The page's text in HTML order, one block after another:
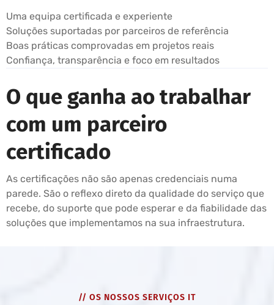
Uma equipa certificada e experiente
Soluções suportadas por parceiros de referência
Boas práticas comprovadas em projetos reais
Confiança, transparência e foco em resultados
O que ganha ao trabalhar
com um parceiro
certificado
As certificações não são apenas credenciais numa
parede. São o reflexo direto da qualidade do serviço que
recebe, do suporte que pode esperar e da fiabilidade das
soluções que implementamos na sua infraestrutura.
// OS NOSSOS SERVIÇOS IT